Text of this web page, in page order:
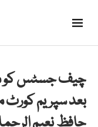
چیف جسٹس کو
بعد سپریم کورٹ